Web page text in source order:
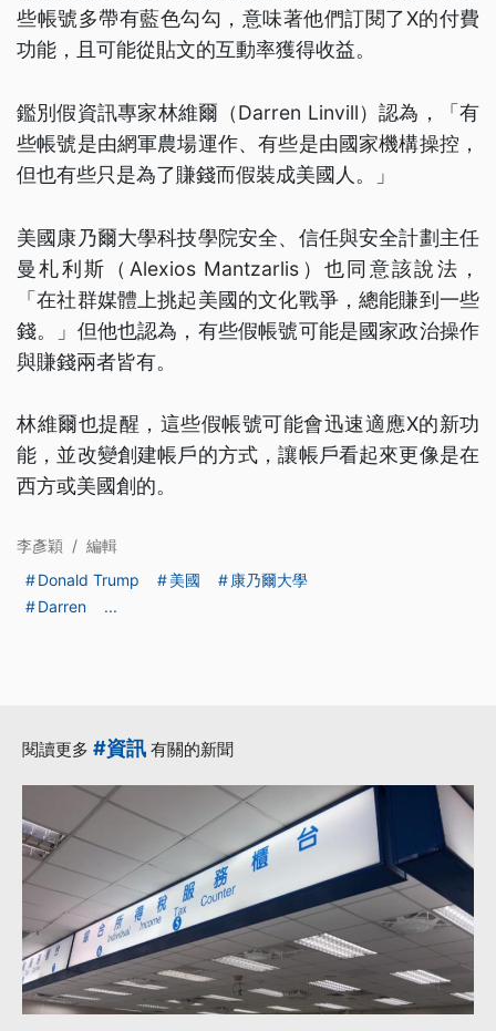
些帳號多帶有藍色勾勾，意味著他們訂閱了X的付費
功能，且可能從貼文的互動率獲得收益。
鑑別假資訊專家林維爾（Darren Linvill）認為，「有
些帳號是由網軍農場運作、有些是由國家機構操控，
但也有些只是為了賺錢而假裝成美國人。」
美國康乃爾大學科技學院安全、信任與安全計劃主任
曼札利斯（Alexios Mantzarlis）也同意該說法，
「在社群媒體上挑起美國的文化戰爭，總能賺到一些
錢。」但他也認為，有些假帳號可能是國家政治操作
與賺錢兩者皆有。
林維爾也提醒，這些假帳號可能會迅速適應X的新功
能，並改變創建帳戶的方式，讓帳戶看起來更像是在
西方或美國創的。
李彥穎 / 編輯
Donald Trump
美國
康乃爾大學
Darren
...
閱讀更多 #資訊 有關的新聞